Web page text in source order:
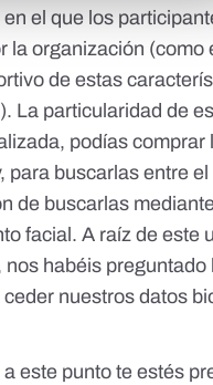
en el que los
la organización (como
de estas
La particularidad de
podías comprar
para buscarlas entre
de buscarlas
facial. A raíz de este
habéis preguntado
nuestros datos
este punto te estés